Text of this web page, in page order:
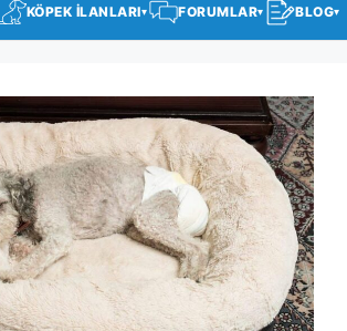
KÖPEK İLANLARI▾ FORUMLAR▾ BLOG▾